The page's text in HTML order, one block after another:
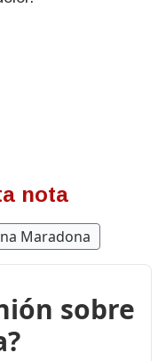
nota
Maradona
sobre